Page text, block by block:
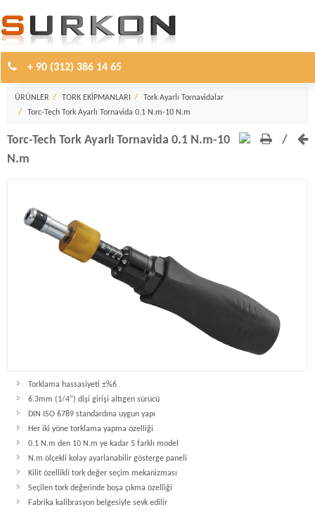
+ 90 (312) 386 14 65
Tork Ayarlı Tornavidalar
ÜRÜNLER TORK EKİPMANLARI
Tork Ayarlı Tornavidalar
Torc-Tech Tork Ayarlı Tornavida 0.1 N.m-10 N.m
/
Torc-Tech Tork Ayarlı Tornavida 0.1 N.m-10
N.m
Torklama hassasiyeti ±%6
6.3mm (1/4”) dişi girişi altıgen sürücü
DIN ISO 6789 standardına uygun yapı
Her iki yöne torklama yapma özelliği
0.1 N.m den 10 N.m ye kadar 5 farklı model
N.m ölçekli kolay ayarlanabilir gösterge paneli
Kilit özellikli tork değer seçim mekanizması
Seçilen tork değerinde boşa çıkma özelliği
Fabrika kalibrasyon belgesiyle sevk edilir